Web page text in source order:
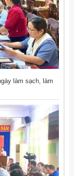
làm sạch, làm